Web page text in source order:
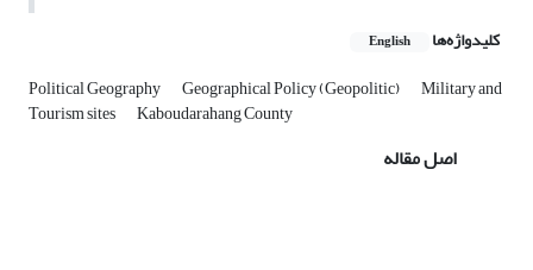
کلیدواژه‌ها English
Political Geography Geographical Policy (Geopolitic) Military and
Tourism sites Kaboudarahang County
اصل مقاله